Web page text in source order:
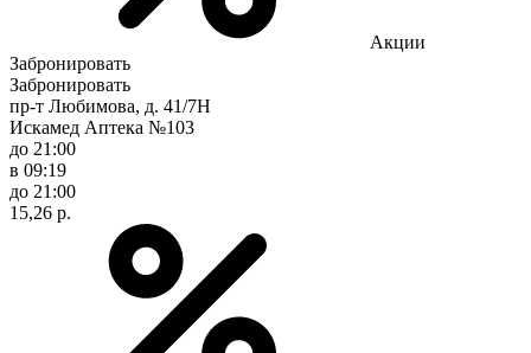
Акции
Забронировать
Забронировать
пр-т Любимова, д. 41/7Н
Искамед Аптека №103
до 21:00
в 09:19
до 21:00
15,26 р.